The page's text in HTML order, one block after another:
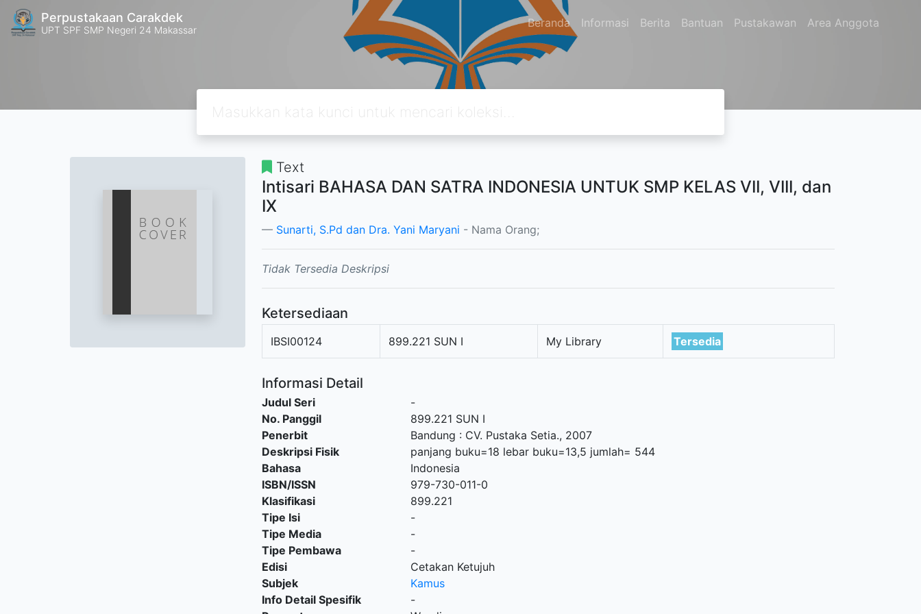
Perpustakaan Carakdek
UPT SPF SMP Negeri 24 Makassar Beranda Informasi Berita Bantuan Pustakawan Area Anggota
Text
Intisari BAHASA DAN SATRA INDONESIA UNTUK SMP KELAS VII, VIII, dan
IX
Sunarti, S.Pd dan Dra. Yani Maryani - Nama Orang;
Tidak Tersedia Deskripsi
Ketersediaan
IBSI00124 899.221 SUN I My Library Tersedia
Informasi Detail
Judul Seri
-
No. Panggil
899.221 SUN I
Penerbit
Bandung : CV. Pustaka Setia., 2007
Deskripsi Fisik
panjang buku=18 lebar buku=13,5 jumlah= 544
Bahasa
Indonesia
ISBN/ISSN
979-730-011-0
Klasifikasi
899.221
Tipe Isi
-
Tipe Media
-
Tipe Pembawa
-
Edisi
Cetakan Ketujuh
Subjek
Kamus
Info Detail Spesifik
-